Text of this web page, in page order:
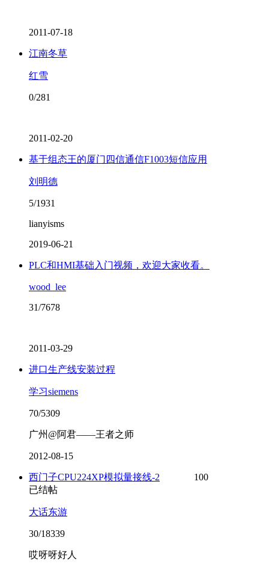
2011-07-18
江南冬草
红雪
0/281
2011-02-20
基于组态王的厦门四信通信F1003短信应用
刘明德
5/1931
lianyisms
2019-06-21
PLC和HMI基础入门视频，欢迎大家收看。
wood_lee
31/7678
2011-03-29
进口生产线安装过程
学习siemens
70/5309
广州@阿君——王者之师
2012-08-15
西门子CPU224XP模拟量接线-2
100
已结帖
大话东游
30/18339
哎呀呀好人